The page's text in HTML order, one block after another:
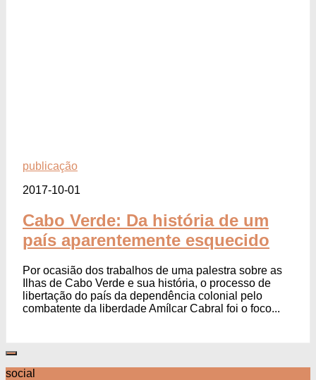
publicação
2017-10-01
Cabo Verde: Da história de um
país aparentemente esquecido
Por ocasião dos trabalhos de uma palestra sobre as
Ilhas de Cabo Verde e sua história, o processo de
libertação do país da dependência colonial pelo
combatente da liberdade Amílcar Cabral foi o foco...
social